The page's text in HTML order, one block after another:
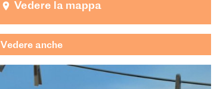
Vedere la mappa
Vedere anche